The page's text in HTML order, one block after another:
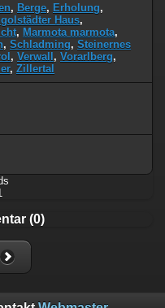
, Berge, Erholung,
Haus,
, Marmota marmota,
, Schladming, Steinernes
, Verwall , Vorarlberg,
, Zillertal
(0)